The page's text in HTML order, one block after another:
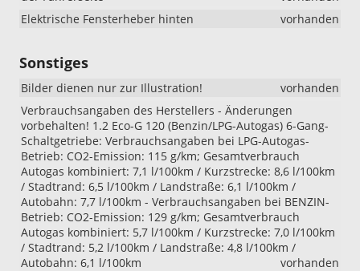
Elektrische Fensterheber hinten
vorhanden
Sonstiges
Bilder dienen nur zur Illustration!
vorhanden
Verbrauchsangaben des Herstellers - Änderungen
vorbehalten! 1.2 Eco-G 120 (Benzin/LPG-Autogas) 6-Gang-
Schaltgetriebe: Verbrauchsangaben bei LPG-Autogas-
Betrieb: CO2-Emission: 115 g/km; Gesamtverbrauch
Autogas kombiniert: 7,1 l/100km / Kurzstrecke: 8,6 l/100km
/ Stadtrand: 6,5 l/100km / Landstraße: 6,1 l/100km /
Autobahn: 7,7 l/100km - Verbrauchsangaben bei BENZIN-
Betrieb: CO2-Emission: 129 g/km; Gesamtverbrauch
Autogas kombiniert: 5,7 l/100km / Kurzstrecke: 7,0 l/100km
/ Stadtrand: 5,2 l/100km / Landstraße: 4,8 l/100km /
Autobahn: 6,1 l/100km
vorhanden